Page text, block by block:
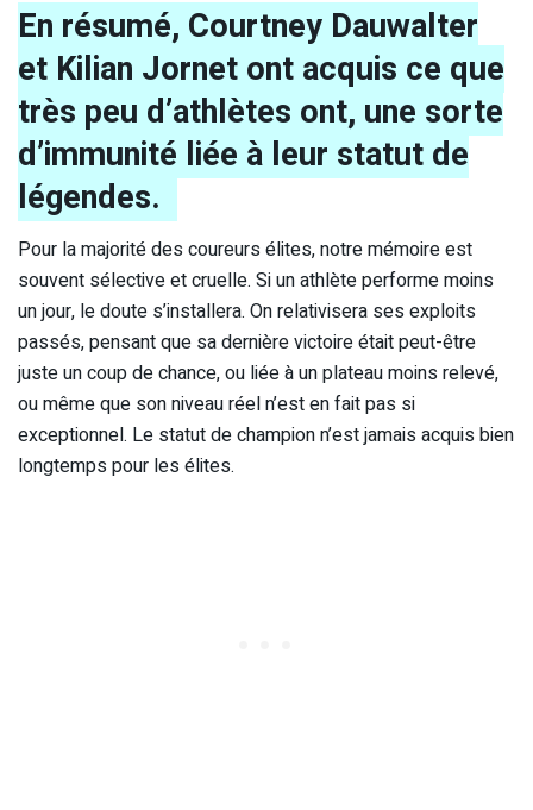
En résumé, Courtney Dauwalter
et Kilian Jornet ont acquis ce que
très peu d’athlètes ont, une sorte
d’immunité liée à leur statut de
légendes.
Pour la majorité des coureurs élites, notre mémoire est
souvent sélective et cruelle. Si un athlète performe moins
un jour, le doute s’installera. On relativisera ses exploits
passés, pensant que sa dernière victoire était peut-être
juste un coup de chance, ou liée à un plateau moins relevé,
ou même que son niveau réel n’est en fait pas si
exceptionnel. Le statut de champion n’est jamais acquis bien
longtemps pour les élites.